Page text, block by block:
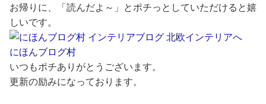
お帰りに、「読んだよ～」とポチっとしていただけると嬉
しいです。
にほんブログ村
いつもポチありがとうございます。
更新の励みになっております。